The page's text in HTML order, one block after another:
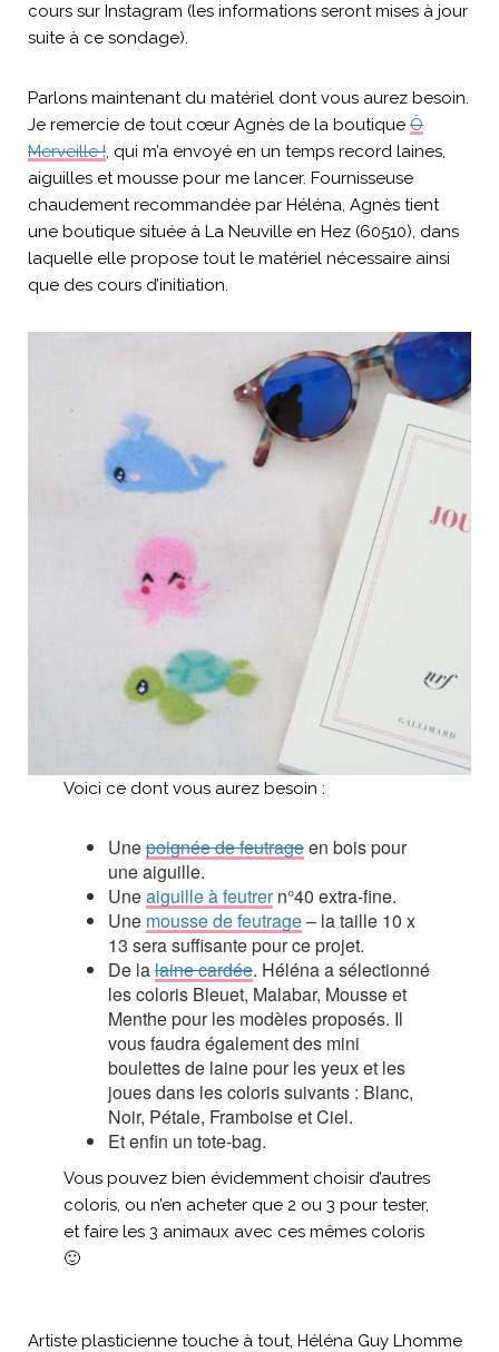
cours sur Instagram (les informations seront mises à jour
suite à ce sondage).
Parlons maintenant du matériel dont vous aurez besoin.
Je remercie de tout cœur Agnès de la boutique Ô
Merveille !, qui m’a envoyé en un temps record laines,
aiguilles et mousse pour me lancer. Fournisseuse
chaudement recommandée par Héléna, Agnès tient
une boutique située à La Neuville en Hez (60510), dans
laquelle elle propose tout le matériel nécessaire ainsi
que des cours d’initiation.
Voici ce dont vous aurez besoin :
Unepoignée de feutrageen bois pour
une aiguille.
Uneaiguille à feutrern°40 extra-fine.
Une mousse de feutrage– la taille 10 x
13 sera suffisante pour ce projet.
De lalaine cardée. Héléna a sélectionné
les coloris Bleuet, Malabar, Mousse et
Menthe pour les modèles proposés. Il
vous faudra également des mini
boulettes de laine pour les yeux et les
joues dans les coloris suivants : Blanc,
Noir, Pétale, Framboise et Ciel.
Et enfin un tote-bag.
Vous pouvez bien évidemment choisir d’autres
coloris, ou n’en acheter que 2 ou 3 pour tester,
et faire les 3 animaux avec ces mêmes coloris
🙂
Artiste plasticienne touche à tout, Héléna Guy Lhomme